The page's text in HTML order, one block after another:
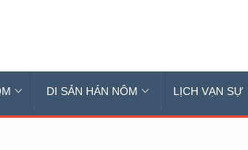
DI SẢN HÁN NÔM LỊCH VẠN SỰ